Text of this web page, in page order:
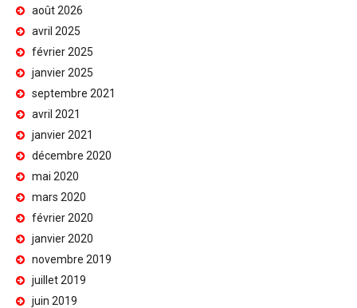
août 2026
avril 2025
février 2025
janvier 2025
septembre 2021
avril 2021
janvier 2021
décembre 2020
mai 2020
mars 2020
février 2020
janvier 2020
novembre 2019
juillet 2019
juin 2019